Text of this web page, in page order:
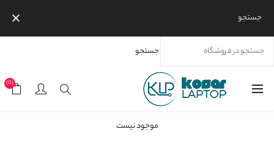
جستجو
جستجو
(0)
باتری لپتاپ اچ پی Battery HP 8530W AV08xl HH
موجود نیست